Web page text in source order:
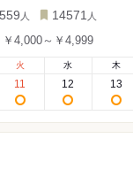
559 人 14571 人
￥4,000～￥4,999
火
11
水
12
木
13